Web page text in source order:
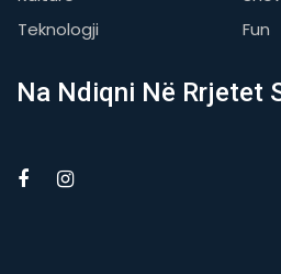
Teknologji
Fun
Na Ndiqni Në Rrjetet